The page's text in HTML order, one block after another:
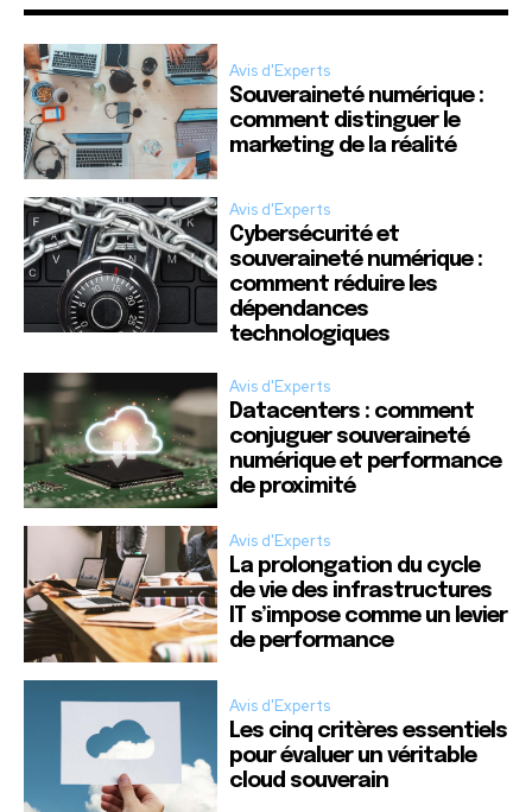
Avis d'Experts
Souveraineté numérique :
comment distinguer le
marketing de la réalité
Avis d'Experts
Cybersécurité et
souveraineté numérique :
comment réduire les
dépendances
technologiques
Avis d'Experts
Datacenters : comment
conjuguer souveraineté
numérique et performance
de proximité
Avis d'Experts
La prolongation du cycle
de vie des infrastructures
IT s’impose comme un levier
de performance
Avis d'Experts
Les cinq critères essentiels
pour évaluer un véritable
cloud souverain